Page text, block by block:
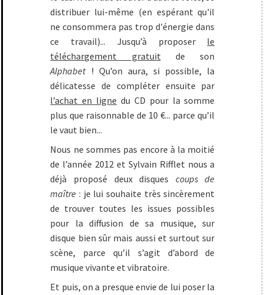
distribuer lui-même (en espérant qu'il
ne consommera pas trop d'énergie dans
ce travail)... Jusqu’à proposer le
téléchargement gratuit de son
Alphabet! Qu’on aura, si possible, la
délicatesse de compléter ensuite par
l’achat en ligne du CD pour la somme
plus que raisonnable de 10 €... parce qu’il
le vaut bien...
Nous ne sommes pas encore à la moitié
de l’année 2012 et Sylvain Rifflet nous a
déjà proposé deux disques coups de
maître : je lui souhaite très sincèrement
de trouver toutes les issues possibles
pour la diffusion de sa musique, sur
disque bien sûr mais aussi et surtout sur
scène, parce qu’il s’agit d’abord de
musique vivante et vibratoire.
Et puis, on a presque envie de lui poser la